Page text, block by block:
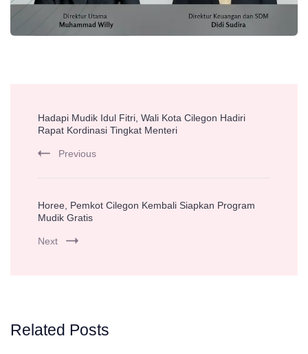
Navigation
Hadapi Mudik Idul Fitri, Wali Kota Cilegon Hadiri
Rapat Kordinasi Tingkat Menteri
Previous
Horee, Pemkot Cilegon Kembali Siapkan Program
Mudik Gratis
Next
Related Posts